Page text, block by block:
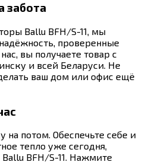
забота
Ballu BFH/S-11, мы
проверенные
вы получаете товар с
и всей Беларуси. Не
ваш дом или офис ещё
на потом. Обеспечьте себе и
тепло уже сегодня,
BFH/S-11. Нажмите